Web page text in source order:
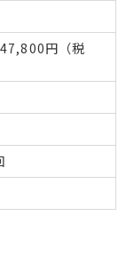
円（税